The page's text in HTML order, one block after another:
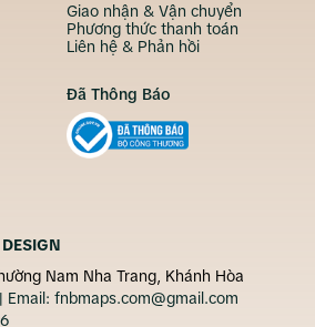
Giao nhận & Vận chuyển
Phương thức thanh toán
Liên hệ & Phản hồi
Nam Nha Trang, Khánh Hòa
| Email: fnbmaps.com@gmail.com
Đã Thông Báo